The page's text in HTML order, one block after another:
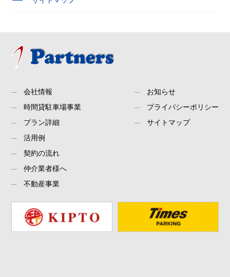
会社情報
時間貸駐車場事業
プラン詳細
活用例
契約の流れ
仲介業者様へ
不動産事業
お知らせ
プライバシーポリシー
サイトマップ